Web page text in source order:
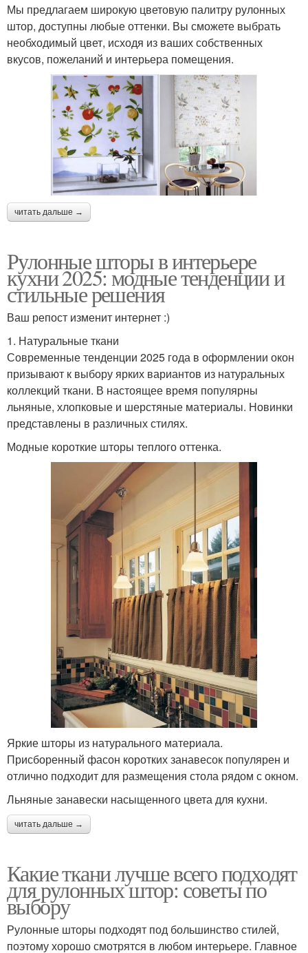
Мы предлагаем широкую цветовую палитру рулонных
штор, доступны любые оттенки. Вы сможете выбрать
необходимый цвет, исходя из ваших собственных
вкусов, пожеланий и интерьера помещения.
читать дальше →
Рулонные шторы в интерьере
кухни 2025: модные тенденции и
стильные решения
Ваш репост изменит интернет :)
1. Натуральные ткани
Современные тенденции 2025 года в оформлении окон
призывают к выбору ярких вариантов из натуральных
коллекций ткани. В настоящее время популярны
льняные, хлопковые и шерстяные материалы. Новинки
представлены в различных стилях.
Модные короткие шторы теплого оттенка.
Яркие шторы из натурального материала.
Присборенный фасон коротких занавесок популярен и
отлично подходит для размещения стола рядом с окном.
Льняные занавески насыщенного цвета для кухни.
читать дальше →
Какие ткани лучше всего подходят
для рулонных штор: советы по
выбору
Рулонные шторы подходят под большинство стилей,
поэтому хорошо смотрятся в любом интерьере. Главное